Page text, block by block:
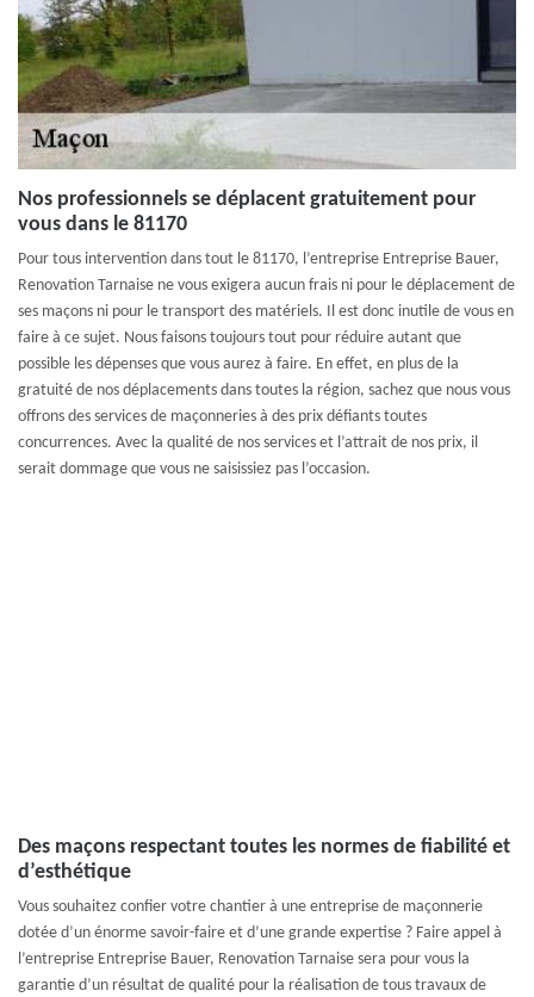
Nos professionnels se déplacent gratuitement pour
vous dans le 81170
Pour tous intervention dans tout le 81170, l’entreprise Entreprise Bauer,
Renovation Tarnaise ne vous exigera aucun frais ni pour le déplacement de
ses maçons ni pour le transport des matériels. Il est donc inutile de vous en
faire à ce sujet. Nous faisons toujours tout pour réduire autant que
possible les dépenses que vous aurez à faire. En effet, en plus de la
gratuité de nos déplacements dans toutes la région, sachez que nous vous
offrons des services de maçonneries à des prix défiants toutes
concurrences. Avec la qualité de nos services et l’attrait de nos prix, il
serait dommage que vous ne saisissiez pas l’occasion.
Des maçons respectant toutes les normes de fiabilité et
d’esthétique
Vous souhaitez confier votre chantier à une entreprise de maçonnerie
dotée d’un énorme savoir-faire et d’une grande expertise ? Faire appel à
l’entreprise Entreprise Bauer, Renovation Tarnaise sera pour vous la
garantie d’un résultat de qualité pour la réalisation de tous travaux de